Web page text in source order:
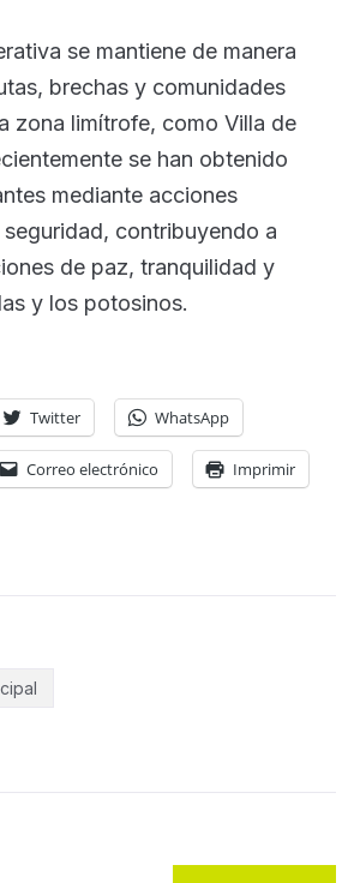
se mantiene de manera
brechas y comunidades
zona limítrofe, como Villa de
se han obtenido
mediante acciones
contribuyendo a
de paz, tranquilidad y
y los potosinos.
Twitter WhatsApp
Correo electrónico Imprimir